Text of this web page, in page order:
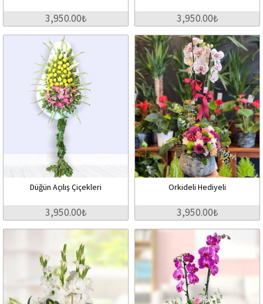
3,950.00₺ 3,950.00₺
Düğün Açılış Çiçekleri
3,950.00₺
Orkideli Hediyeli
3,950.00₺